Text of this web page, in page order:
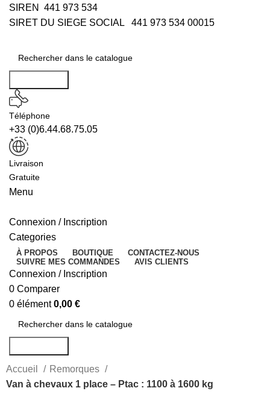
SIREN 441 973 534
SIRET DU SIEGE SOCIAL 441 973 534 00015
Téléphone
+33 (0)6.44.68.75.05
Livraison
Gratuite
Menu
Connexion / Inscription
Categories
À PROPOS BOUTIQUE
CONTACTEZ-NOUS
SUIVRE MES COMMANDES
AVIS CLIENTS
Connexion / Inscription
0 Comparer
0 élément 0,00 €
Accueil
Remorques
Van à chevaux 1 place – Ptac : 1100 à 1600 kg